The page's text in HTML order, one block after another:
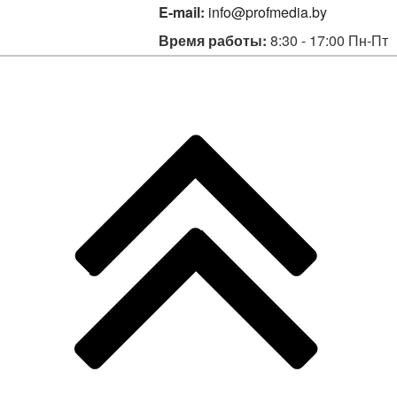
E-mail: info@profmedia.by
Время работы: 8:30 - 17:00 Пн-Пт